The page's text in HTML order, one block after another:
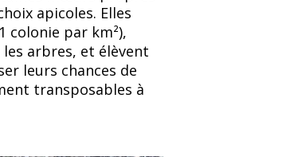
apicoles. Elles
colonie par km²),
arbres, et élèvent
leurs chances de
transposables à